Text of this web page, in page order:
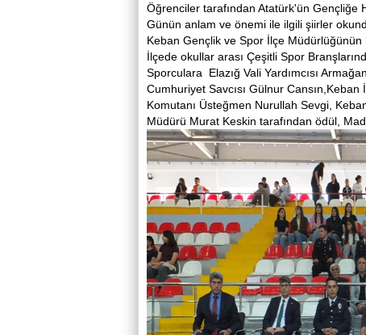
Öğrenciler tarafından Atatürk'ün Gençliğe
Günün anlam ve önemi ile ilgili şiirler
Keban Gençlik ve Spor İlçe
İlçede okullar arası Çeşitli Spor
Sporculara Elazığ Vali Yardımcısı
Cumhuriyet Savcısı Gülnur
Komutanı Üsteğmen Nurullah Sevgi,
Müdürü Murat Keskin tarafından ödül,